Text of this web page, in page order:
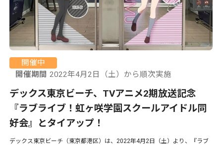
開催中
開催期間 2022年4月2日（土）から順次実施
デックス東京ビーチ、TVアニメ2期放送記念
『ラブライブ！虹ヶ咲学園スクールアイドル同
好会』とタイアップ！
デックス東京ビーチ（東京都港区）は、2022年4月2日（土）より、『ラブ